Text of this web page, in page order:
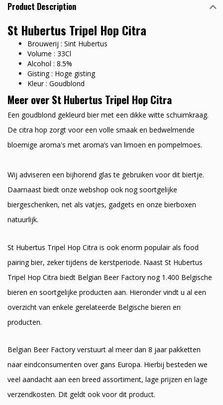
Product Description
St Hubertus Tripel Hop Citra
Brouwerij : Sint Hubertus
Volume : 33Cl
Alcohol : 8.5%
Gisting : Hoge gisting
Kleur : Goudblond
Meer over St Hubertus Tripel Hop Citra
Een goudblond gekleurd bier met een dikke witte schuimkraag.
De citra hop zorgt voor een volle smaak en bedwelmende
bloemige aroma's met aroma’s van limoen en pompelmoes.
Wij adviseren een bijhorend glas te gebruiken voor dit biertje.
Daarnaast biedt onze webshop ook nog soortgelijke
biergeschenken, net als vatjes, gadgets en onze bierboxen
natuurlijk.
St Hubertus Tripel Hop Citra is ook enorm populair als food
pairing bier, zeker tijdens de kerstperiode. Naast St Hubertus
Tripel Hop Citra biedt Belgian Beer Factory nog 1.400 Belgische
bieren en soortgelijke producten aan. Hieronder vindt u al een
overzicht van enkele gerelateerde Belgische bieren en
producten.
Belgian Beer Factory verstuurt al meer dan 8 jaar pakketten
naar eindconsumenten over gans Europa. Hierbij besteden we
veel aandacht aan een breed assortiment, lage prijzen en lage
verzendkosten. Dit geldt ook voor dit product.